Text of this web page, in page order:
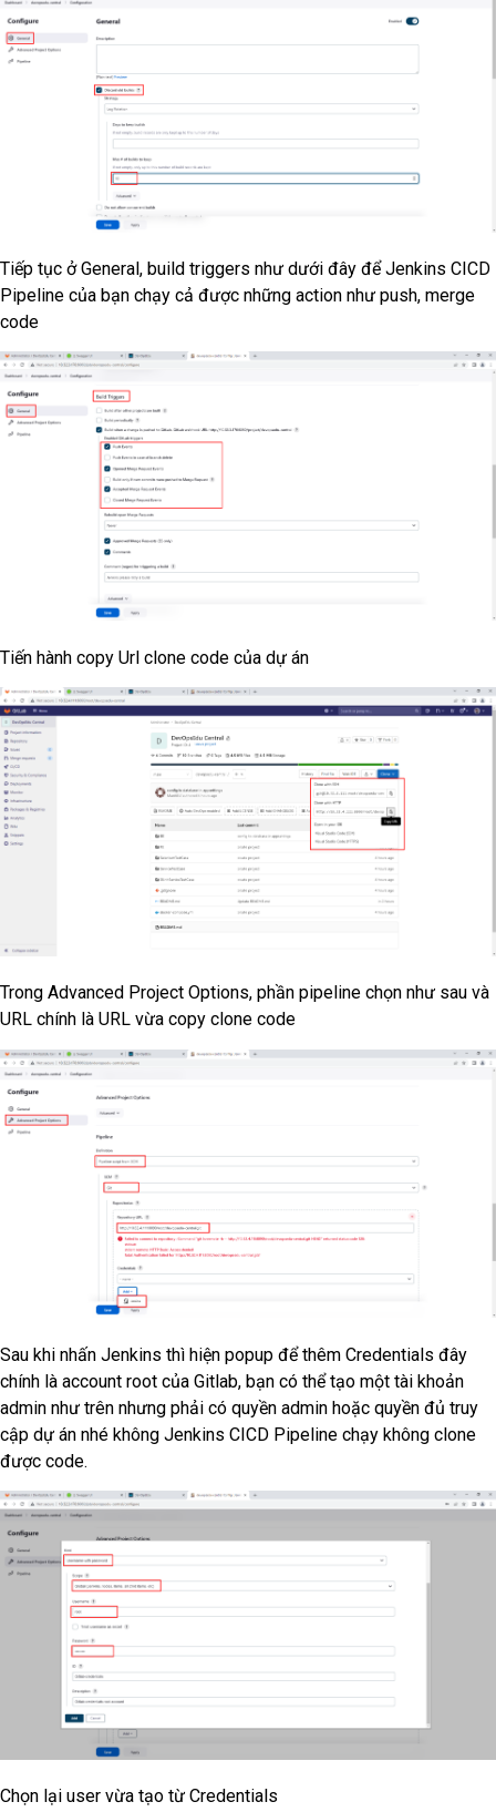
Tiếp tục ở General, build triggers như dưới đây để Jenkins CICD
Pipeline của bạn chạy cả được những action như push, merge
code
Tiến hành copy Url clone code của dự án
Trong Advanced Project Options, phần pipeline chọn như sau và
URL chính là URL vừa copy clone code
Sau khi nhấn Jenkins thì hiện popup để thêm Credentials đây
chính là account root của Gitlab, bạn có thể tạo một tài khoản
admin như trên nhưng phải có quyền admin hoặc quyền đủ truy
cập dự án nhé không Jenkins CICD Pipeline chạy không clone
được code.
Chọn lại user vừa tạo từ Credentials